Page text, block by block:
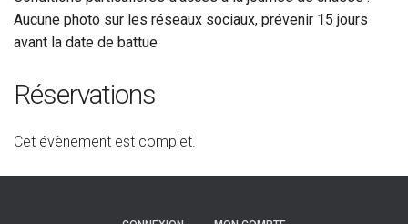
Aucune photo sur les réseaux sociaux, prévenir 15 jours
avant la date de battue
Réservations
Cet évènement est complet.